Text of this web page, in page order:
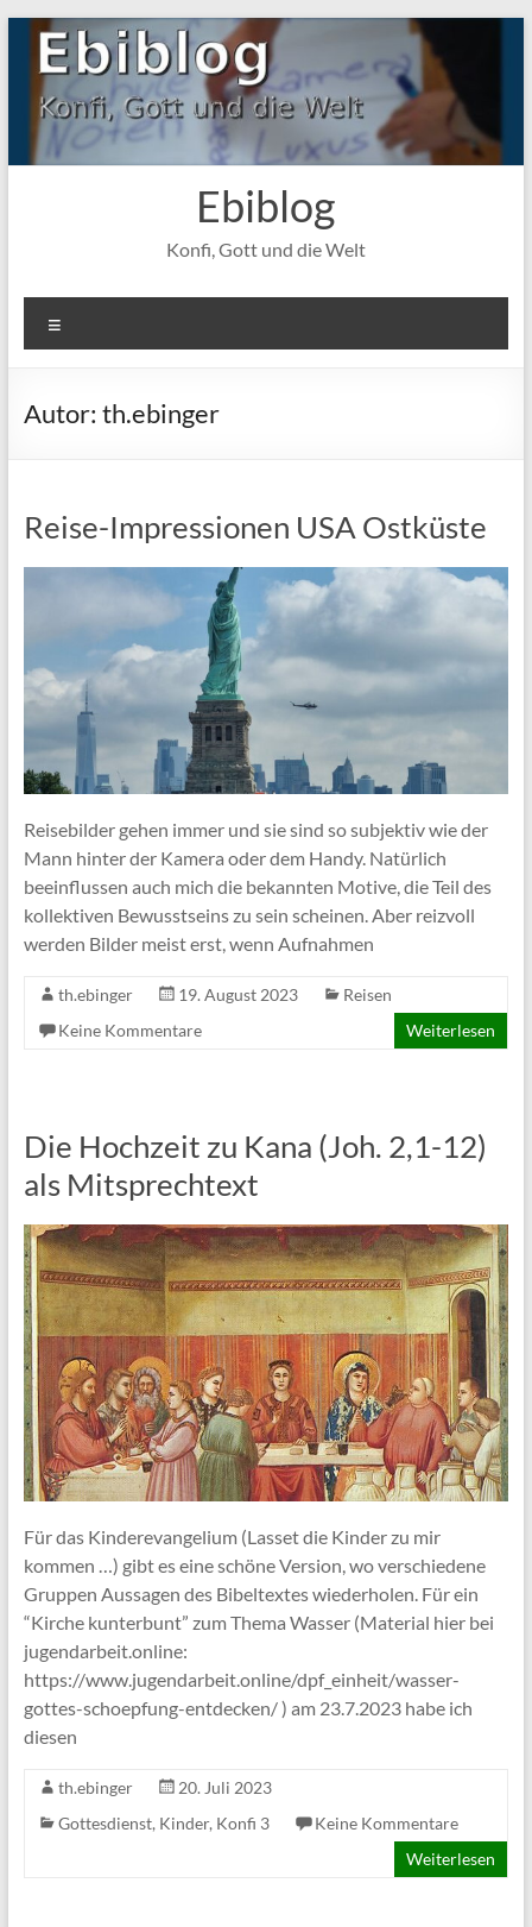
Zum
Inhalt
springen
Ebiblog
Konfi, Gott und die Welt
Autor: th.ebinger
Reise-Impressionen USA Ostküste
Reisebilder gehen immer und sie sind so subjektiv wie der
Mann hinter der Kamera oder dem Handy. Natürlich
beeinflussen auch mich die bekannten Motive, die Teil des
kollektiven Bewusstseins zu sein scheinen. Aber reizvoll
werden Bilder meist erst, wenn Aufnahmen
th.ebinger 19. August 2023
Reisen
Keine Kommentare
Weiterlesen
Die Hochzeit zu Kana (Joh. 2,1-12)
als Mitsprechtext
Für das Kinderevangelium (Lasset die Kinder zu mir
kommen …) gibt es eine schöne Version, wo verschiedene
Gruppen Aussagen des Bibeltextes wiederholen. Für ein
“Kirche kunterbunt” zum Thema Wasser (Material hier bei
jugendarbeit.online:
https://www.jugendarbeit.online/dpf_einheit/wasser-
gottes-schoepfung-entdecken/ ) am 23.7.2023 habe ich
diesen
th.ebinger
20. Juli 2023
Gottesdienst, Kinder, Konfi 3
Keine Kommentare
Weiterlesen